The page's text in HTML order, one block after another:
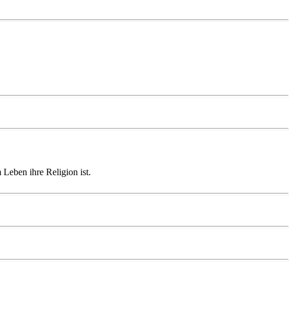
Leben ihre Religion ist.